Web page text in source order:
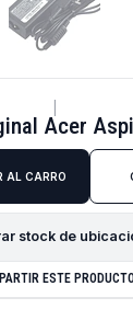
Acer
AL CARRO
stock de
ESTE